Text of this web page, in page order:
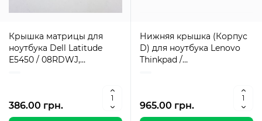
Крышка матрицы для
ноутбука Dell Latitude
E5450 / 08RDWJ,
386.00 грн.
Нижняя крышка (Корпус
D) для ноутбука Lenovo
Thinkpad /
965.00 грн.